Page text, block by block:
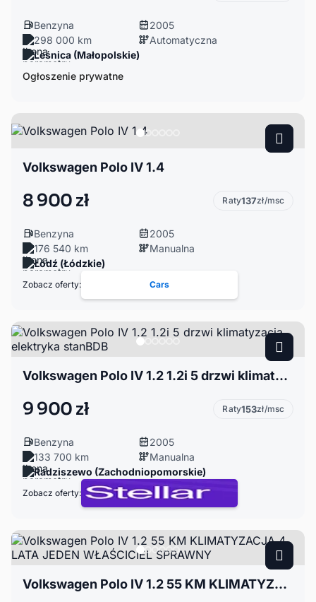
Benzyna
2005
298 000 km
Automatyczna
Leśnica (Małopolskie)
Ogłoszenie prywatne
Volkswagen Polo IV 1.4
8 900 zł Raty137zł/msc
Benzyna
2005
176 540 km
Manualna
Łódź (Łódzkie)
Zobacz oferty: Cars
Volkswagen Polo IV 1.2 1.2i 5 drzwi klimatyzacja elektryka stanBDB
9 900 zł Raty153zł/msc
Benzyna
2005
133 700 km
Manualna
Radziszewo (Zachodniopomorskie)
Zobacz oferty:
Volkswagen Polo IV 1.2 55 KM KLIMATYZACJA 4 LATA JEDEN WŁAŚCICIEL SPRAWNY